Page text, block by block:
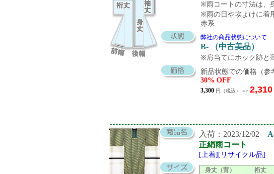
※雨コートの寸法は、
※雨の日や埃よけに着
赤系
弊社の商品状態について
B- （中古美品）
※肩当てにホック跡と
新品状態での価格（参
30% OFF
3,300 円（税込） => 2,310
入荷：2023/12/02
正絹雨コート
[上着][リサイクル品]
身丈（背） 裄丈